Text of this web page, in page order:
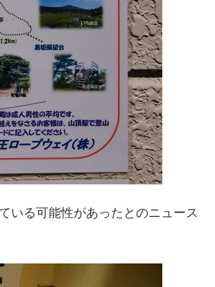
いる可能性があったとのニュース